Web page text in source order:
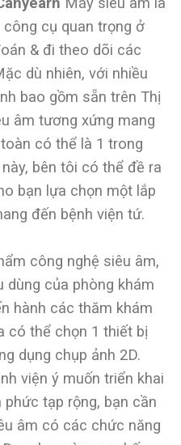
cụ quan trọng ở
& đi theo dõi các
dù nhiên, với nhiều
bao gồm sẵn trên Thị
âm tương xứng mang
có thể là 1 trong
bên tôi có thể đề ra
bạn lựa chọn một lắp
đến bệnh viện tứ.
công nghệ siêu âm,
dùng của phòng khám
hành các thăm khám
có thể chọn 1 thiết bị
dụng chụp ảnh 2D.
viện ý muốn triển khai
tạp rộng, bạn cần
âm có các chức năng